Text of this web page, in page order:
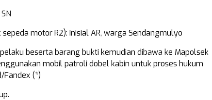
motor R2): Inisial AR, warga Sendangmulyo
beserta barang bukti kemudian dibawa ke Mapolsek
mobil patroli dobel kabin untuk proses hukum
Fandex (*)